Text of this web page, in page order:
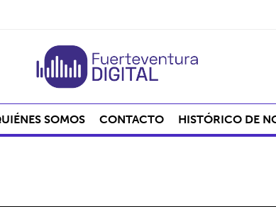
SOMOS CONTACTO HISTÓRICO DE